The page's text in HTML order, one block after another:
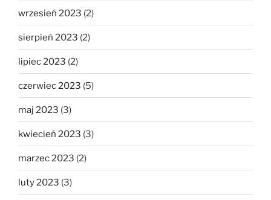
wrzesień 2023 (2)
sierpień 2023 (2)
lipiec 2023 (2)
czerwiec 2023 (5)
maj 2023 (3)
kwiecień 2023 (3)
marzec 2023 (2)
luty 2023 (3)